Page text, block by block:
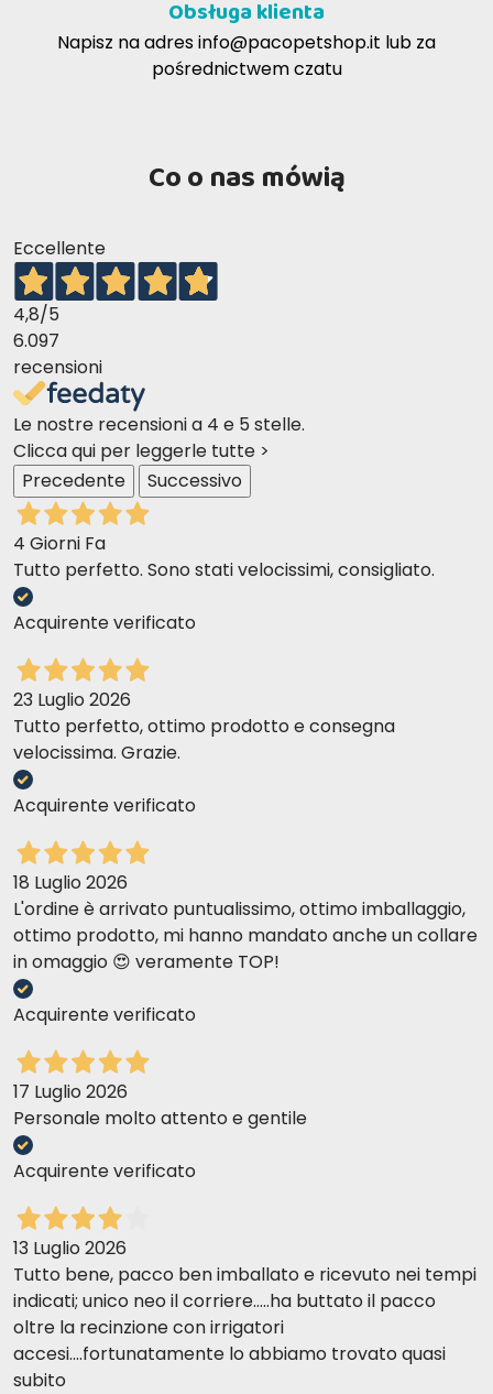
Zalecana dzienna dawka pokarmowa
Jeśli złożony pokarm nie jest trawiony, nie może
zostać wchłonięty, trafia do kału i nie wpływa na
żaden organiczny obszar
do spożycia przez ludzi
Najlepsze surowce, mięso i ryby, zostały wybrane,
aby dostarczyć to, co najlepsze do misek naszych
pupili, łącząc jakość i naturę
Surowce Human Grade i zrównoważony
wzrost wydajności idzie w parze z
drastycznym spadkiem popytu spowodowanym
globalnym spadkiem liczby ludności
niewłaściwie przydzielane, podczas gdy gleba,
lasy, woda, jakość powietrza i różnorodność
biologiczna nadal ulegają degradacji
zrównoważone
świadomego wyboru
przykład w przypadku ryżu
Obsługa klienta
Napisz na adresinfo@pacopetshop.it lub za
pośrednictwem czatu
Co o nas mówią
Eccellente
4,8/5
6.097
recensioni
Le nostre recensioni a 4 e 5 stelle.
Clicca qui per leggerle tutte >
Precedente
Successivo
4 Giorni Fa
Tutto perfetto. Sono stati velocissimi, consigliato.
Acquirente verificato
23 Luglio 2026
Tutto perfetto, ottimo prodotto e consegna
velocissima. Grazie.
Acquirente verificato
18 Luglio 2026
L'ordine è arrivato puntualissimo, ottimo imballaggio,
ottimo prodotto, mi hanno mandato anche un collare
in omaggio 😍 veramente TOP!
Acquirente verificato
17 Luglio 2026
Personale molto attento e gentile
Acquirente verificato
13 Luglio 2026
Tutto bene, pacco ben imballato e ricevuto nei tempi
indicati; unico neo il corriere.....ha buttato il pacco
oltre la recinzione con irrigatori
accesi....fortunatamente lo abbiamo trovato quasi
subito